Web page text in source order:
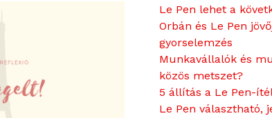
Le Pen lehet a
Orbán és Le Pen
gyorselemzés
Munkavállalók és
közös metszet?
5 állítás a Le Pen-
Le Pen választható,